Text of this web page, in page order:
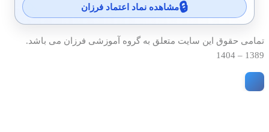
مشاهده نماد اعتماد فرزان
تمامی حقوق این سایت متعلق به گروه آموزشی فرزان می باشد.
1389 – 1404